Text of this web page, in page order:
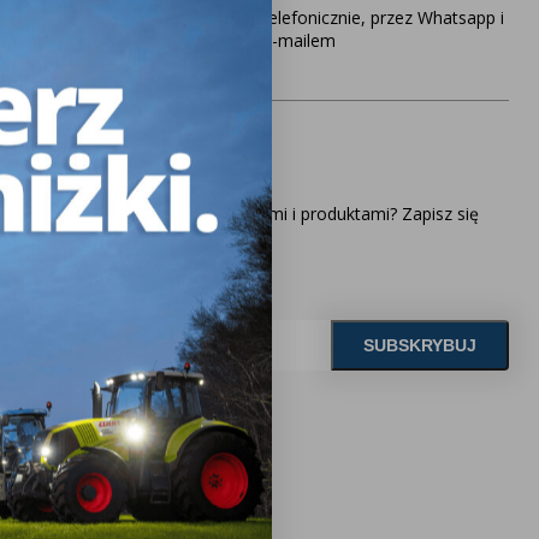
model i rocznik swojego ciągnika, a nasz
idealnie dopasowane lampy, zapewniające
oświetlenia.
TERAZ
telefonicznie, przez Whatsapp i
e-mailem
newslettera
z naszymi najnowszymi ofertami i produktami? Zapisz się